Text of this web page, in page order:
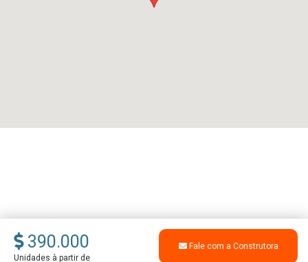
390.000
Unidades à partir de
Fale com a Construtora